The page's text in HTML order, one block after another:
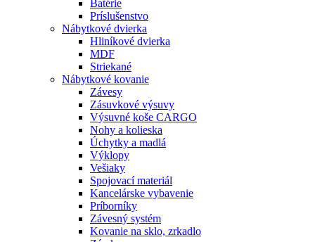
Batérie
Príslušenstvo
Nábytkové dvierka
Hliníkové dvierka
MDF
Striekané
Nábytkové kovanie
Závesy
Zásuvkové výsuvy
Výsuvné koše CARGO
Nohy a kolieska
Úchytky a madlá
Výklopy
Vešiaky
Spojovací materiál
Kancelárske vybavenie
Príborníky
Závesný systém
Kovanie na sklo, zrkadlo